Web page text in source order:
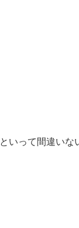
といって間違いな